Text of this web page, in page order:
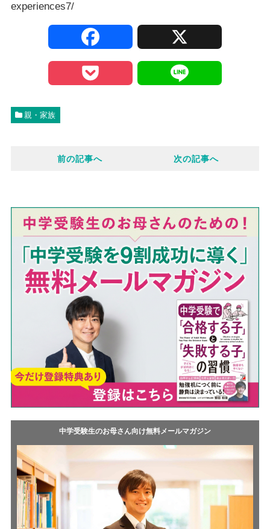
experiences7/
o
k
t
親・家族
前の記事へ 次の記事へ
中学受験生のお母さん向け無料メールマガジン